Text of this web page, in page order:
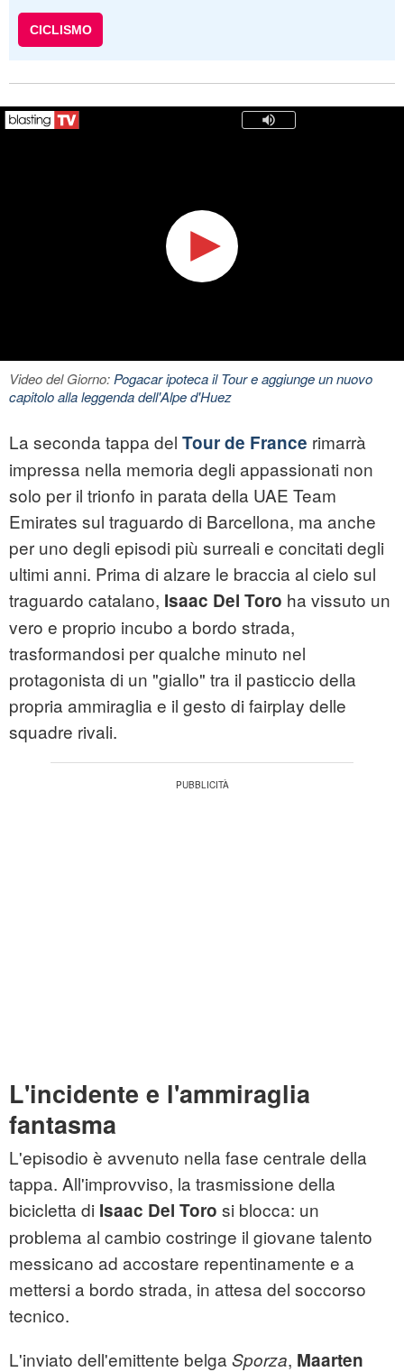
CICLISMO
Video del Giorno:Pogacar ipoteca il Tour e aggiunge un nuovo
capitolo alla leggenda dell'Alpe d'Huez
La seconda tappa del Tour de France rimarrà
impressa nella memoria degli appassionati non
solo per il trionfo in parata della UAE Team
Emirates sul traguardo di Barcellona, ma anche
per uno degli episodi più surreali e concitati degli
ultimi anni. Prima di alzare le braccia al cielo sul
traguardo catalano, Isaac Del Toro ha vissuto un
vero e proprio incubo a bordo strada,
trasformandosi per qualche minuto nel
protagonista di un "giallo" tra il pasticcio della
propria ammiraglia e il gesto di fairplay delle
squadre rivali.
L'incidente e l'ammiraglia
fantasma
L'episodio è avvenuto nella fase centrale della
tappa. All'improvviso, la trasmissione della
bicicletta di Isaac Del Toro si blocca: un
problema al cambio costringe il giovane talento
messicano ad accostare repentinamente e a
mettersi a bordo strada, in attesa del soccorso
tecnico.
L'inviato dell'emittente belga Sporza, Maarten